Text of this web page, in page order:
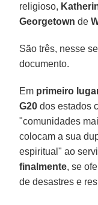
religioso,
Georgetown de
São três, nesse
documento.
Em primeiro
G20 dos estados
"comunidades
colocam a sua
espiritual" ao
finalmente, se
de desastres e